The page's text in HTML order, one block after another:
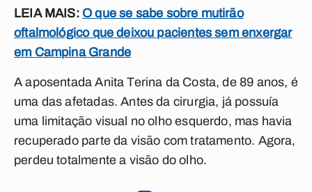
LEIA MAIS: O que se sabe sobre mutirão
oftalmológico que deixou pacientes sem enxergar
em Campina Grande
A aposentada Anita Terina da Costa, de 89 anos, é
uma das afetadas. Antes da cirurgia, já possuía
uma limitação visual no olho esquerdo, mas havia
recuperado parte da visão com tratamento. Agora,
perdeu totalmente a visão do olho.